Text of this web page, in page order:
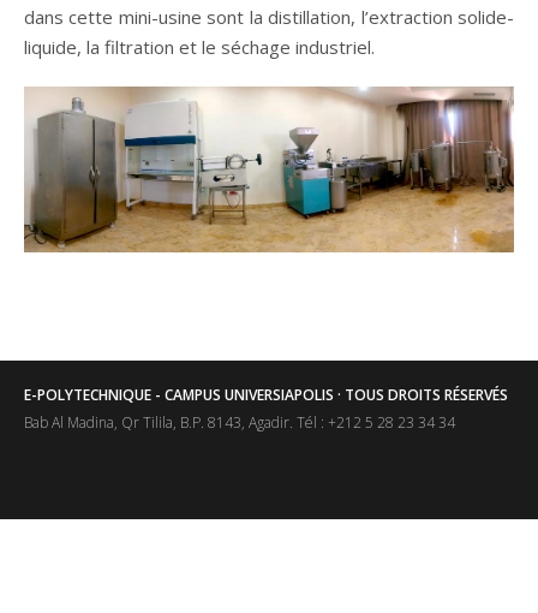
dans cette mini-usine sont la distillation, l’extraction solide-
liquide, la filtration et le séchage industriel.
E-POLYTECHNIQUE - CAMPUS UNIVERSIAPOLIS · TOUS DROITS RÉSERVÉS
Bab Al Madina, Qr Tilila, B.P. 8143, Agadir. Tél : +212 5 28 23 34 34